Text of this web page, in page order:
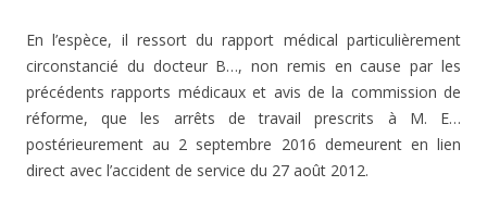
En l’espèce, il ressort du rapport médical particulièrement
circonstancié du docteur B…, non remis en cause par les
précédents rapports médicaux et avis de la commission de
réforme, que les arrêts de travail prescrits à M. E…
postérieurement au 2 septembre 2016 demeurent en lien
direct avec l’accident de service du 27 août 2012.